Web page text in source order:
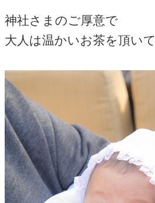
神社さまのご厚意で
大人は温かいお茶を頂いて